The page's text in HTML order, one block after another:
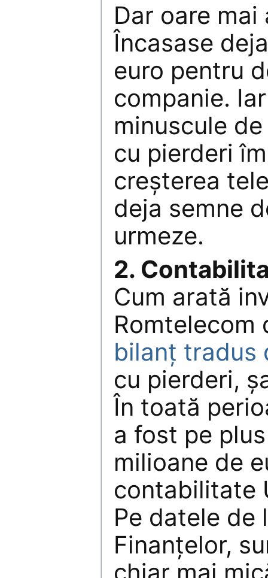
Dar oare mai
Încasase
euro pentru
companie.
minuscule
cu pierderi
creşterea
deja semne
urmeze.
2.
Cum arată
Romtelecom
bilanţ tradus
cu pierderi,
În toată
a fost pe
milioane de
contabilitate
Pe datele de
Finanţelor,